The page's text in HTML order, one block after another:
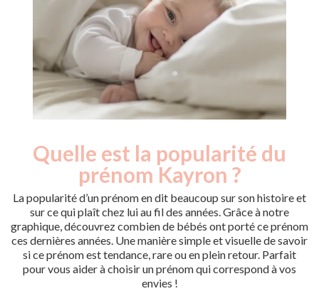
Quelle est la popularité du
prénom Kayron ?
La popularité d’un prénom en dit beaucoup sur son histoire et
sur ce qui plaît chez lui au fil des années. Grâce à notre
graphique, découvrez combien de bébés ont porté ce prénom
ces dernières années. Une manière simple et visuelle de savoir
si ce prénom est tendance, rare ou en plein retour. Parfait
pour vous aider à choisir un prénom qui correspond à vos
envies !
Popularité du
prénom Kayron par
année
Année
Nouveaux-
nés
2021
8
2022
6